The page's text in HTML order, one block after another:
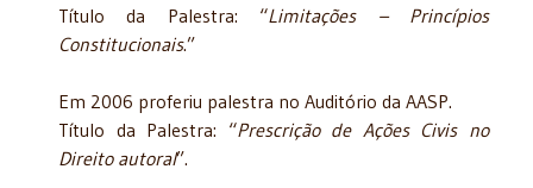
Título da Palestra: “Limitações – Princípios
Constitucionais.”
Em 2006 proferiu palestra no Auditório da AASP.
Título da Palestra: “Prescrição de Ações Civis no
Direito autoral”.